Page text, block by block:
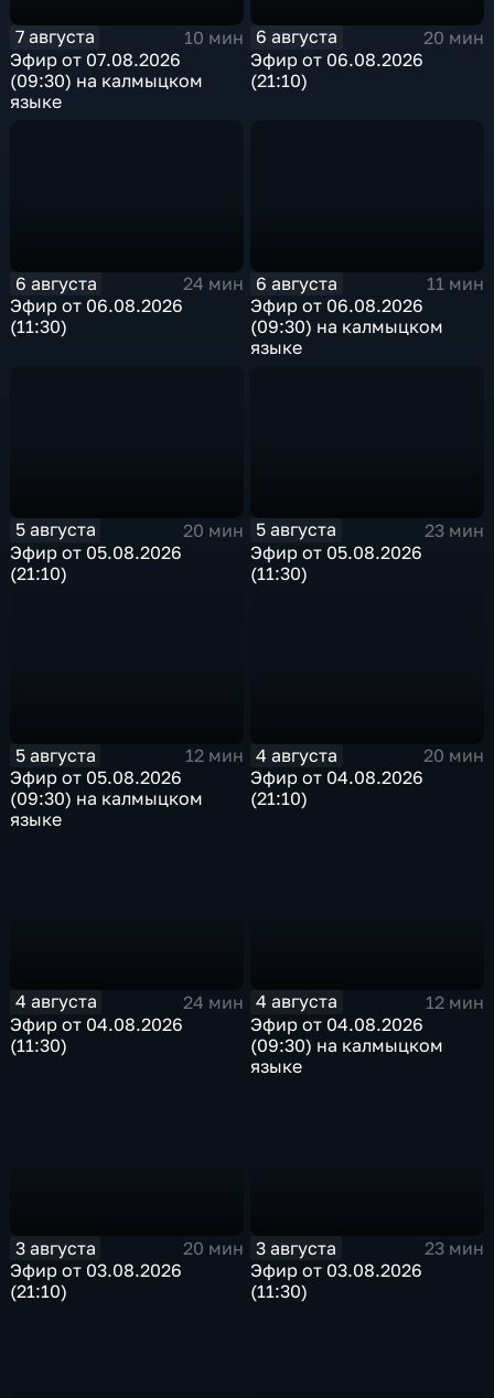
7 августа
10 мин
Эфир от 07.08.2026
(09:30) на калмыцком
языке
6 августа
20 мин
Эфир от 06.08.2026
(21:10)
6 августа
24 мин
Эфир от 06.08.2026
(11:30)
6 августа
11 мин
Эфир от 06.08.2026
(09:30) на калмыцком
языке
5 августа
20 мин
Эфир от 05.08.2026
(21:10)
5 августа
23 мин
Эфир от 05.08.2026
(11:30)
5 августа
12 мин
Эфир от 05.08.2026
(09:30) на калмыцком
языке
4 августа
20 мин
Эфир от 04.08.2026
(21:10)
4 августа
24 мин
Эфир от 04.08.2026
(11:30)
4 августа
12 мин
Эфир от 04.08.2026
(09:30) на калмыцком
языке
3 августа
20 мин
Эфир от 03.08.2026
(21:10)
3 августа
23 мин
Эфир от 03.08.2026
(11:30)